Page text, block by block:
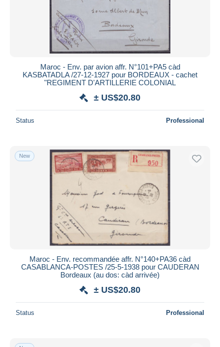
Maroc - Env. par avion affr. N°101+PA5 càd
KASBATADLA /27-12-1927 pour BORDEAUX - cachet
"REGIMENT D'ARTILLERIE COLONIAL
± US$20.80
Status Professional
New
Maroc - Env. recommandée affr. N°140+PA36 càd
CASABLANCA-POSTES /25-5-1938 pour CAUDERAN
Bordeaux (au dos: càd arrivée)
± US$20.80
Status Professional